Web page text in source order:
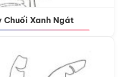
Chuối Xanh Ngát